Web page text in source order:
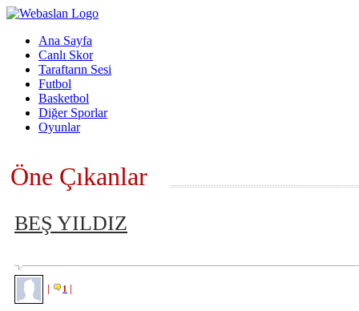
Ana Sayfa
Canlı Skor
Taraftarın Sesi
Futbol
Basketbol
Diğer Sporlar
Oyunlar
Öne Çıkanlar
BEŞ YILDIZ
1